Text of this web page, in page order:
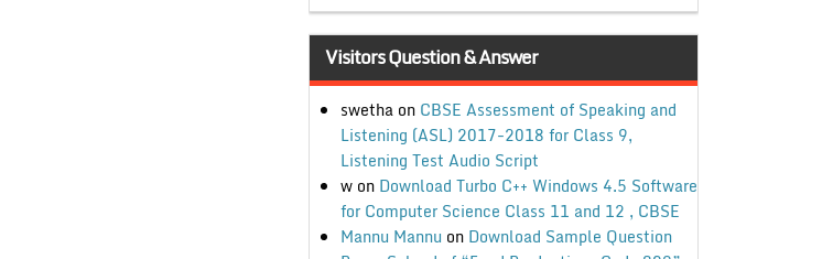
Visitors Question & Answer
swethaon CBSE Assessment of Speaking and
Listening (ASL) 2017-2018 for Class 9,
Listening Test Audio Script
won Download Turbo C++ Windows 4.5 Software
for Computer Science Class 11 and 12 , CBSE
Mannu Mannu on Download Sample Question